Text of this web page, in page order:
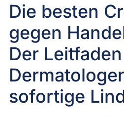
Die besten
gegen
Der
sofortige